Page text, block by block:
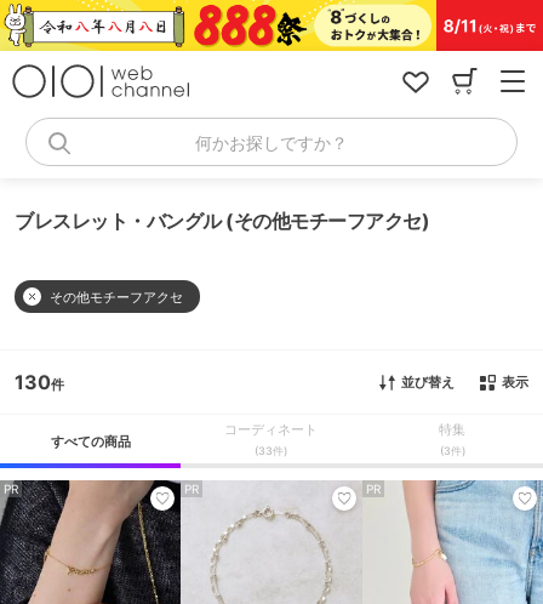
コ
ン
何かお探しですか？
ブレスレット・バングル (その他モチーフアクセ)
その他モチーフアクセ
130 並び替え 表示
すべての商品
コーディネート
(33件)
特集
(3件)
PR PR PR